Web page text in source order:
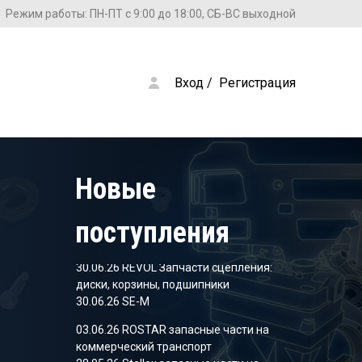
Режим работы: ПН-ПТ с 9:00 до 18:00, СБ-ВС выходной
Вход / Регистрация
Новые
поступления
09.04.26 SHEFT Колодки тормозные
05.03.26 SHEFT Колодки тормозные
09.12.25 Stellox запасные части на
коммерческий транспорт
18.11.25 Stellox запасные части на
коммерческий транспорт
30.06.26 REVOL Запчасти сцепления:
диски, корзины, подшипники
30.06.26 SE-M
03.06.26 ROSTAR запасные части на
коммерческий транспорт